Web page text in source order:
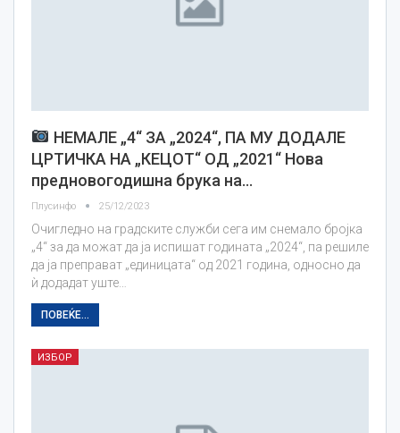
НЕМАЛЕ „4“ ЗА „2024“, ПА МУ ДОДАЛЕ
ЦРТИЧКА НА „КЕЦОТ“ ОД „2021“ Нова
предновогодишна брука на…
Плусинфо 25/12/2023
Очигледно на градските служби сега им снемало бројка
„4“ за да можат да ја испишат годината „2024“, па решиле
да ја преправат „единицата“ од 2021 година, односно да
ѝ додадат уште…
ПОВЕЌЕ...
ИЗБОР